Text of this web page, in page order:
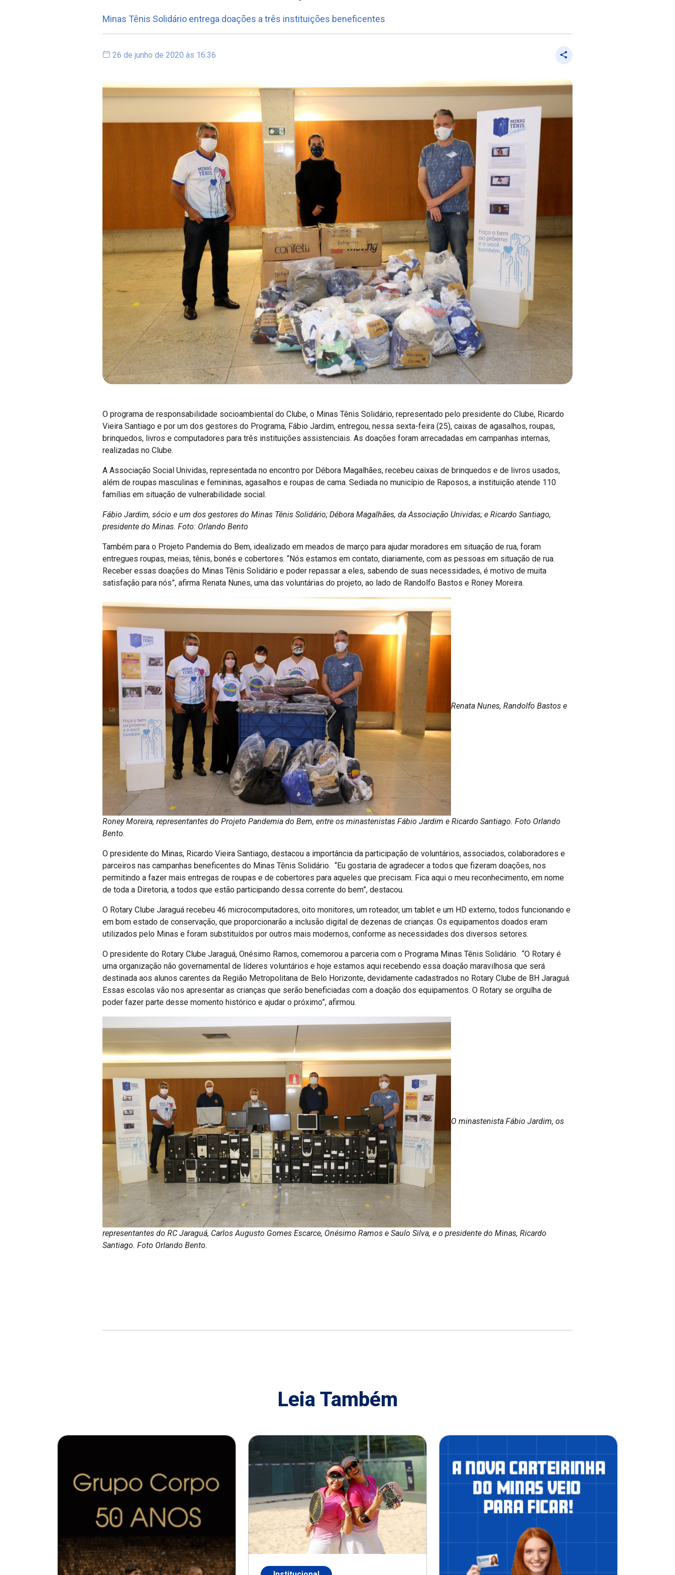
Minas Tênis Solidário entrega doações a três instituições beneficentes
26 de junho de 2020 às 16:36
O programa de responsabilidade socioambiental do Clube, o Minas Tênis Solidário, representado pelo presidente do Clube, Ricardo
Vieira Santiago e por um dos gestores do Programa, Fábio Jardim, entregou, nessa sexta-feira (25), caixas de agasalhos, roupas,
brinquedos, livros e computadores para três instituições assistenciais. As doações foram arrecadadas em campanhas internas,
realizadas no Clube.
A Associação Social Unividas, representada no encontro por Débora Magalhães, recebeu caixas de brinquedos e de livros usados,
além de roupas masculinas e femininas, agasalhos e roupas de cama. Sediada no município de Raposos, a instituição atende 110
famílias em situação de vulnerabilidade social.
Fábio Jardim, sócio e um dos gestores do Minas Tênis Solidário; Débora Magalhães, da Associação Unividas; e Ricardo Santiago,
presidente do Minas. Foto: Orlando Bento
Também para o Projeto Pandemia do Bem, idealizado em meados de março para ajudar moradores em situação de rua, foram
entregues roupas, meias, tênis, bonés e cobertores. “Nós estamos em contato, diariamente, com as pessoas em situação de rua.
Receber essas doações do Minas Tênis Solidário e poder repassar a eles, sabendo de suas necessidades, é motivo de muita
satisfação para nós”, afirma Renata Nunes, uma das voluntárias do projeto, ao lado de Randolfo Bastos e Roney Moreira.
Renata Nunes, Randolfo Bastos e
Roney Moreira, representantes do Projeto Pandemia do Bem, entre os minastenistas Fábio Jardim e Ricardo Santiago. Foto Orlando
Bento.
O presidente do Minas, Ricardo Vieira Santiago, destacou a importância da participação de voluntários, associados, colaboradores e
parceiros nas campanhas beneficentes do Minas Tênis Solidário. “Eu gostaria de agradecer a todos que fizeram doações, nos
permitindo a fazer mais entregas de roupas e de cobertores para aqueles que precisam. Fica aqui o meu reconhecimento, em nome
de toda a Diretoria, a todos que estão participando dessa corrente do bem”, destacou.
O Rotary Clube Jaraguá recebeu 46 microcomputadores, oito monitores, um roteador, um tablet e um HD externo, todos funcionando e
em bom estado de conservação, que proporcionarão a inclusão digital de dezenas de crianças. Os equipamentos doados eram
utilizados pelo Minas e foram substituídos por outros mais modernos, conforme as necessidades dos diversos setores.
O presidente do Rotary Clube Jaraguá, Onésimo Ramos, comemorou a parceria com o Programa Minas Tênis Solidário. “O Rotary é
uma organização não governamental de líderes voluntários e hoje estamos aqui recebendo essa doação maravilhosa que será
destinada aos alunos carentes da Região Metropolitana de Belo Horizonte, devidamente cadastrados no Rotary Clube de BH Jaraguá.
Essas escolas vão nos apresentar as crianças que serão beneficiadas com a doação dos equipamentos. O Rotary se orgulha de
poder fazer parte desse momento histórico e ajudar o próximo”, afirmou.
O minastenista Fábio Jardim, os
representantes do RC Jaraguá, Carlos Augusto Gomes Escarce, Onésimo Ramos e Saulo Silva, e o presidente do Minas, Ricardo
Santiago. Foto Orlando Bento.
Leia Também
Institucional